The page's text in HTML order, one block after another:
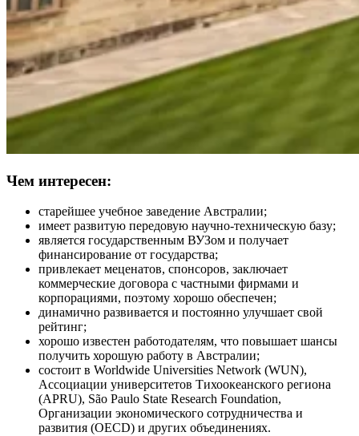
Чем интересен:
старейшее учебное заведение Австралии;
имеет развитую передовую научно-техническую базу;
является государственным ВУЗом и получает
финансирование от государства;
привлекает меценатов, спонсоров, заключает
коммерческие договора с частными фирмами и
корпорациями, поэтому хорошо обеспечен;
динамично развивается и постоянно улучшает свой
рейтинг;
хорошо известен работодателям, что повышает шансы
получить хорошую работу в Австралии;
состоит в Worldwide Universities Network (WUN),
Ассоциации университетов Тихоокеанского региона
(APRU), São Paulo State Research Foundation,
Организации экономического сотрудничества и
развития (OECD) и других объединениях.